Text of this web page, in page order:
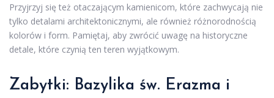
Przyjrzyj się też otaczającym kamienicom, które zachwycają nie
tylko detalami architektonicznymi, ale również różnorodnością
kolorów i form. Pamiętaj, aby zwrócić uwagę na historyczne
detale, które czynią ten teren wyjątkowym.
Zabytki: Bazylika św. Erazma i